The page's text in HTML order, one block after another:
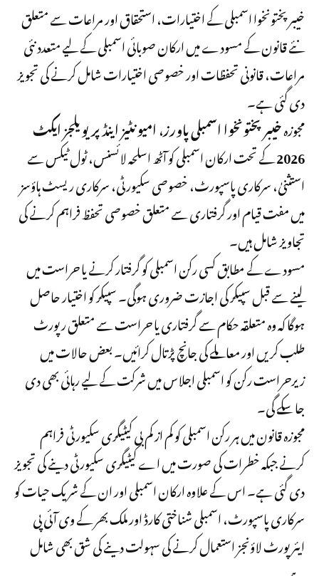
خیبرپختونخوا اسمبلی کے اختیارات، استحقاق اور مراعات سے متعلق
نئے قانون کے مسودے میں ارکان صوبائی اسمبلی کے لیے متعدد نئی
مراعات، قانونی تحفظات اور خصوصی اختیارات شامل کرنے کی تجویز
دی گئی ہے۔
مجوزہخیبرپختونخوا اسمبلی پاورز، امیونٹیز اینڈ پریویلجز ایکٹ
2026کے تحت ارکان اسمبلی کو آٹھ اسلحہ لائسنس، ٹول ٹیکس سے
استثنیٰ، سرکاری پاسپورٹ، خصوصی سکیورٹی، سرکاری ریسٹ ہاؤسز
میں مفت قیام اور گرفتاری سے متعلق خصوصی تحفظ فراہم کرنے کی
تجاویز شامل ہیں۔
مسودے کے مطابق کسی رکن اسمبلی کو گرفتار کرنے یا حراست میں
لینے سے قبل سپیکر کی اجازت ضروری ہوگی۔ سپیکر کو اختیار حاصل
ہوگا کہ وہ متعلقہ حکام سے گرفتاری یا حراست سے متعلق رپورٹ
طلب کریں اور معاملے کی جانچ پڑتال کرائیں۔ بعض حالات میں
زیرحراست رکن کو اسمبلی اجلاس میں شرکت کے لیے رہائی بھی دی
جا سکے گی۔
مجوزہ قانون میں ہر رکن اسمبلی کو کم از کم بی کیٹیگری سکیورٹی فراہم
کرنے جبکہ خطرات کی صورت میں اے کیٹیگری سکیورٹی دینے کی تجویز
دی گئی ہے۔ اس کے علاوہ ارکان اسمبلی اور ان کے شریک حیات کو
سرکاری پاسپورٹ، اسمبلی شناختی کارڈ اور ملک بھر کے وی آئی پی
ایئرپورٹ لاؤنجز استعمال کرنے کی سہولت دینے کی شق بھی شامل